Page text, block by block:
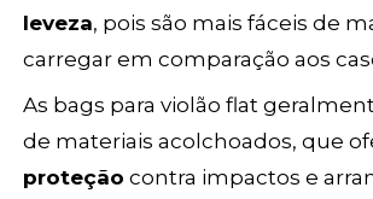
leveza, pois são mais fáceis de
carregar em comparação aos
As bags para violão flat
de materiais acolchoados, que
proteção contra impactos e